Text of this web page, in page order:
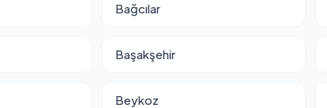
Bağcılar
Başakşehir
Beykoz